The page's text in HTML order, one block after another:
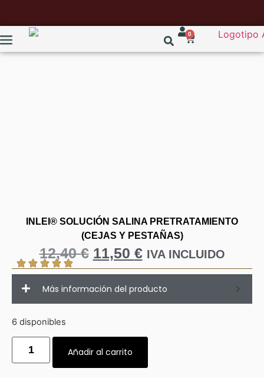
0
INLEI® SOLUCIÓN SALINA PRETRATAMIENTO
(CEJAS Y PESTAÑAS)
12,40€ 11,50 € IVA INCLUIDO
Más información del producto
6 disponibles
Añadir al carrito